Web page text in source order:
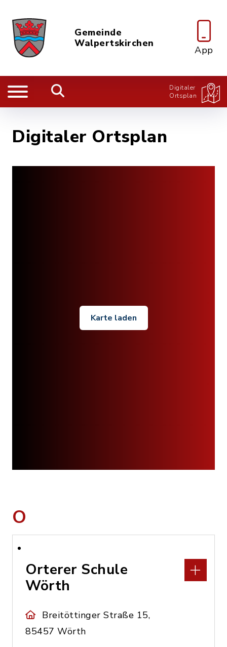
Gemeinde
Walpertskirchen
App
Digitaler
Ortsplan
Digitaler Ortsplan
Karte laden
O
Orterer Schule
Wörth
Breitöttinger Straße 15,
85457 Wörth